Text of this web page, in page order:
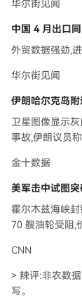
华尔街见闻
中国 4 月出口
外贸数据强劲,
华尔街见闻
伊朗哈尔克岛
卫星图像显示
事故,伊朗议员
金十数据
美军击中试图
霍尔木兹海峡
70 艘油轮受阻,
CNN
> 辣评:非农数
写。